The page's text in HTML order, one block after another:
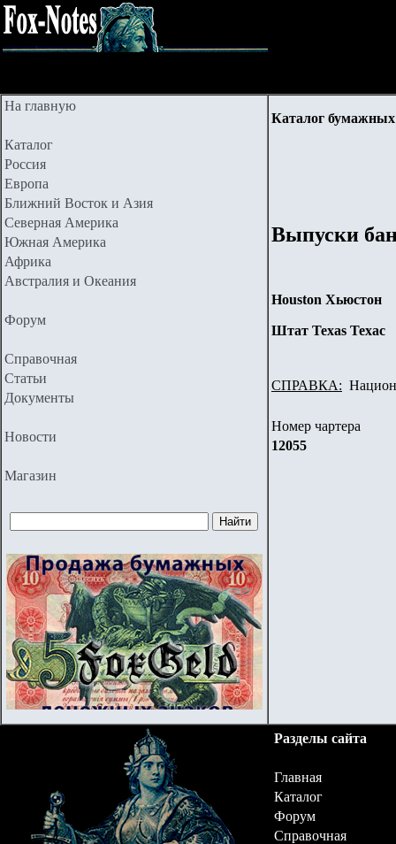
На главную
Каталог
Россия
Европа
Ближний Восток и Азия
Северная Америка
Южная Америка
Африка
Австралия и Океания
Форум
Справочная
Статьи
Документы
Новости
Магазин
Каталог
Выпуски
Houston Хьюстон
Штат Texas Техас
СПРАВКА:
Номер чартера
12055
Разделы сайта
Главная
Каталог
Форум
Справочная